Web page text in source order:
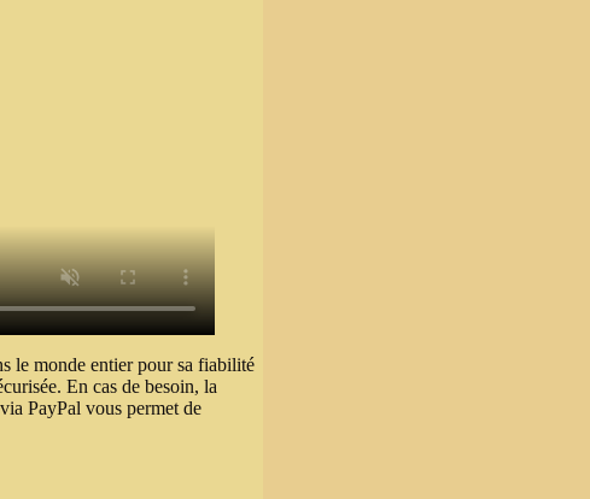
le monde entier pour sa fiabilité
En cas de besoin, la
PayPal vous permet de